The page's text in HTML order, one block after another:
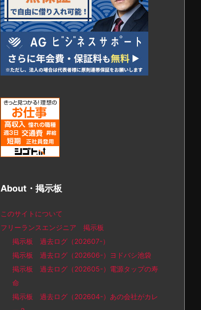
About・掲示板
このサイトについて
フリーランスエンジニア 掲示板
掲示板 過去ログ（202607-）
掲示板 過去ログ（202606-）ヨドバシ池袋
掲示板 過去ログ（202605-）電源タップの寿
命
掲示板 過去ログ（202604-）あの会社がカレ